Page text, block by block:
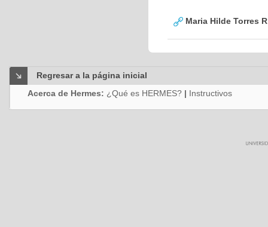
Maria Hilde Torres
Regresar a la página inicial
Acerca de Hermes: ¿Qué es HERMES? | Instructivos